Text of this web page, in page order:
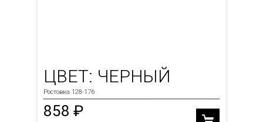
ЦВЕТ: ЧЕРНЫЙ
Ростовка 128-176
858 ₽